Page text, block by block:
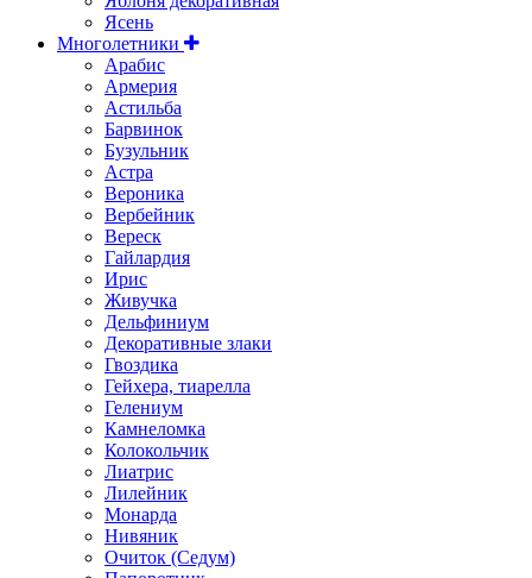
Ясень
Многолетники
Арабис
Армерия
Астильбa
Барвинок
Бузульник
Астра
Вероника
Вербейник
Вереск
Гайлардия
Ирис
Живучка
Дельфиниум
Декоративные злаки
Гвоздика
Гейхера, тиарелла
Гелениум
Камнеломка
Колокольчик
Лиатрис
Лилейник
Монарда
Нивяник
Очиток (Седум)